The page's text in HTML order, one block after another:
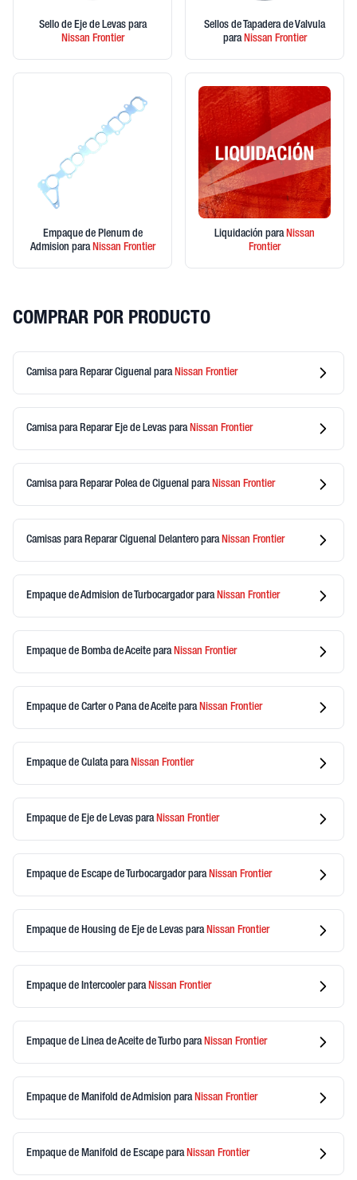
Sello de Eje de Levas para
Nissan Frontier
Sellos de Tapadera de Valvula
paraNissan Frontier
Empaque de Plenum de
Admision paraNissan Frontier
Liquidación paraNissan
Frontier
COMPRAR POR PRODUCTO
Camisa para Reparar Ciguenal para Nissan Frontier
Camisa para Reparar Eje de Levas para Nissan Frontier
Camisa para Reparar Polea de Ciguenal para Nissan Frontier
Camisas para Reparar Ciguenal Delantero para Nissan Frontier
Empaque de Admision de Turbocargadorpara Nissan Frontier
Empaque de Bomba de Aceite para Nissan Frontier
Empaque de Carter o Pana de Aceite para Nissan Frontier
Empaque de Culatapara Nissan Frontier
Empaque de Eje de Levas para Nissan Frontier
Empaque de Escape de Turbocargadorpara Nissan Frontier
Empaque de Housing de Eje de Levas para Nissan Frontier
Empaque de Intercoolerpara Nissan Frontier
Empaque de Linea de Aceite de Turbo para Nissan Frontier
Empaque de Manifold de Admision para Nissan Frontier
Empaque de Manifold de Escape para Nissan Frontier